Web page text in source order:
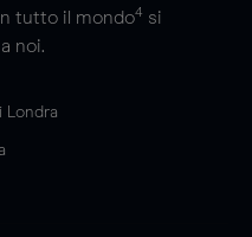
tutto il mondo4 si
noi.
Londra